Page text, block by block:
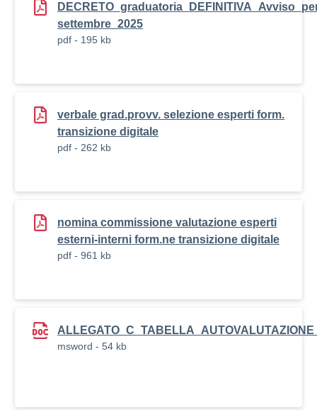
settembre_2025
pdf - 195 kb
verbale grad.provv. selezione esperti form.
transizione digitale
pdf - 262 kb
nomina commissione valutazione esperti
esterni-interni form.ne transizione digitale
pdf - 961 kb
msword - 54 kb